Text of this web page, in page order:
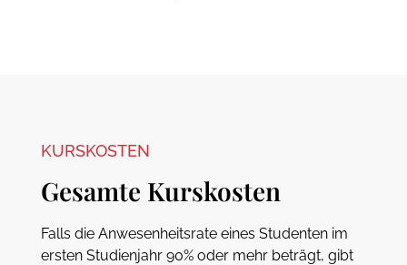
KURSKOSTEN
Gesamte Kurskosten
Falls die Anwesenheitsrate eines Studenten im
ersten Studienjahr 90% oder mehr beträgt, gibt